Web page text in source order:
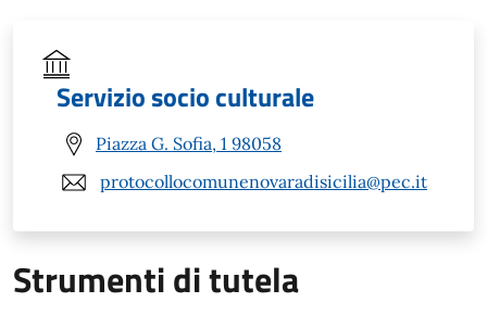
Servizio socio culturale
Piazza G. Sofia, 1 98058
protocollocomunenovaradisicilia@pec.it
Strumenti di tutela